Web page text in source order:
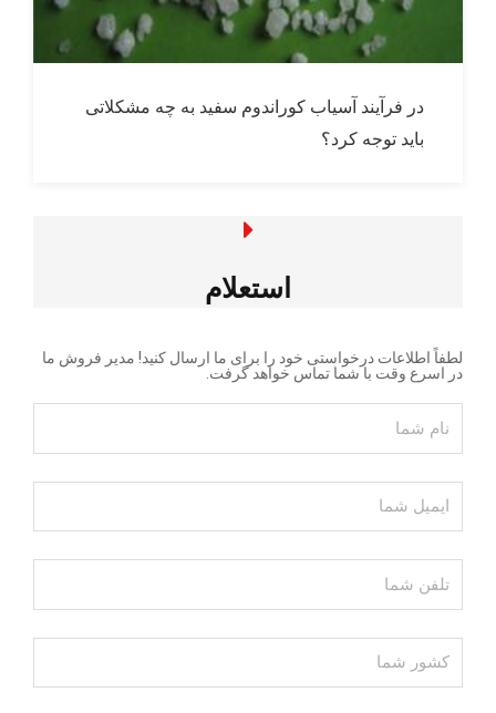
در فرآیند آسیاب کوراندوم سفید به چه مشکلاتی
باید توجه کرد؟
استعلام
لطفاً اطلاعات درخواستی خود را برای ما ارسال کنید! مدیر فروش ما
در اسرع وقت با شما تماس خواهد گرفت.